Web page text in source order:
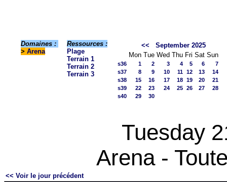
Domaines :
> Arena
Ressources :
Plage
Terrain 1
Terrain 2
Terrain 3
<<
September 2025
Mon Tue Wed Thu Fri Sat Sun
s36 1 2 3 4 5 6
7
s37
8 9 10 11 12 13
14
s38
15 16 17 18 19 20
21
s39
22 23 24 25 26 27
28
s40
29 30
Tuesday
Arena -
<< Voir le jour précédent